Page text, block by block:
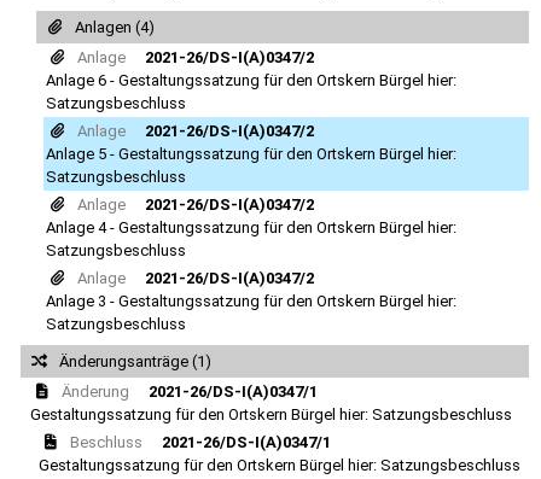
Anlagen (4)
Anlage
2021-26/DS-I(A)0347/2
Anlage 6 - Gestaltungssatzung für den Ortskern Bürgel hier:
Satzungsbeschluss
Anlage
2021-26/DS-I(A)0347/2
Anlage 5 - Gestaltungssatzung für den Ortskern Bürgel hier:
Satzungsbeschluss
Anlage
2021-26/DS-I(A)0347/2
Anlage 4 - Gestaltungssatzung für den Ortskern Bürgel hier:
Satzungsbeschluss
Anlage
2021-26/DS-I(A)0347/2
Anlage 3 - Gestaltungssatzung für den Ortskern Bürgel hier:
Satzungsbeschluss
Änderungsanträge (1)
Änderung
2021-26/DS-I(A)0347/1
Gestaltungssatzung für den Ortskern Bürgel hier: Satzungsbeschluss
Beschluss
2021-26/DS-I(A)0347/1
Gestaltungssatzung für den Ortskern Bürgel hier: Satzungsbeschluss